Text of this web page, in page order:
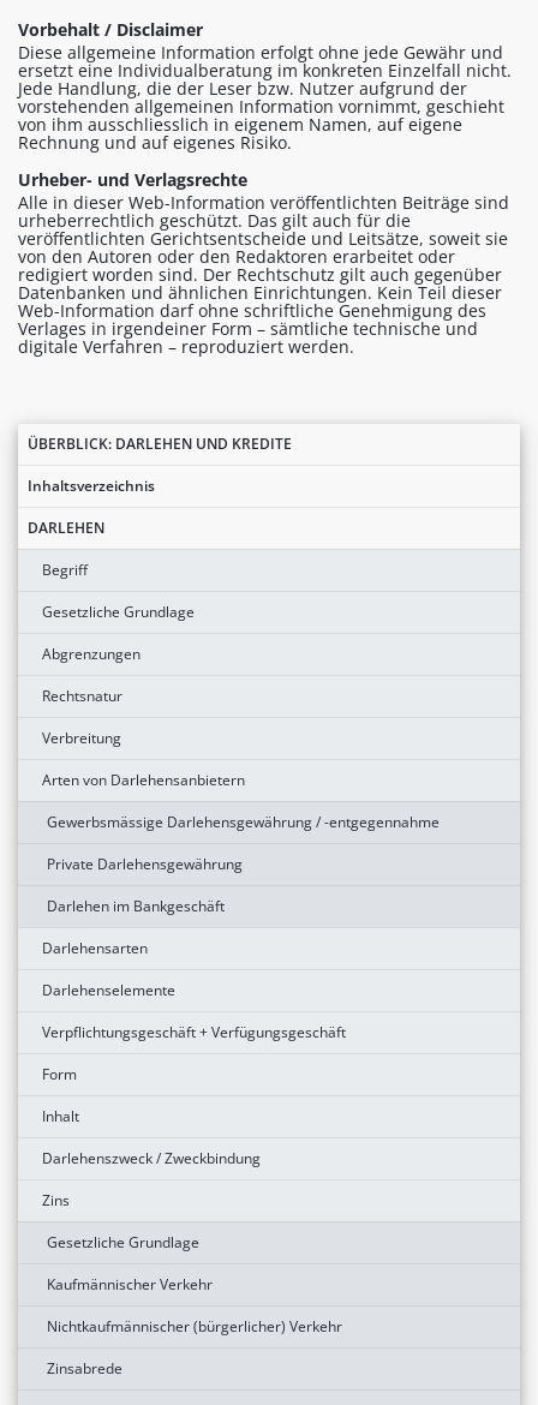
ÜBERBLICK: DARLEHEN UND KREDITE
Inhaltsverzeichnis
DARLEHEN
Begriff
Gesetzliche Grundlage
Abgrenzungen
Rechtsnatur
Verbreitung
Arten von Darlehensanbietern
Gewerbsmässige Darlehensgewährung / -entgegennahme
Private Darlehensgewährung
Darlehen im Bankgeschäft
Darlehensarten
Darlehenselemente
Verpflichtungsgeschäft + Verfügungsgeschäft
Form
Inhalt
Darlehenszweck / Zweckbindung
Zins
Gesetzliche Grundlage
Kaufmännischer Verkehr
Nichtkaufmännischer (bürgerlicher) Verkehr
Zinsabrede
Vorbehalt / Disclaimer
Diese allgemeine Information erfolgt ohne jede Gewähr und
ersetzt eine Individualberatung im konkreten Einzelfall nicht.
Jede Handlung, die der Leser bzw. Nutzer aufgrund der
vorstehenden allgemeinen Information vornimmt, geschieht
von ihm ausschliesslich in eigenem Namen, auf eigene
Rechnung und auf eigenes Risiko.
Urheber- und Verlagsrechte
Alle in dieser Web-Information veröffentlichten Beiträge sind
urheberrechtlich geschützt. Das gilt auch für die
veröffentlichten Gerichtsentscheide und Leitsätze, soweit sie
von den Autoren oder den Redaktoren erarbeitet oder
redigiert worden sind. Der Rechtschutz gilt auch gegenüber
Datenbanken und ähnlichen Einrichtungen. Kein Teil dieser
Web-Information darf ohne schriftliche Genehmigung des
Verlages in irgendeiner Form – sämtliche technische und
digitale Verfahren – reproduziert werden.